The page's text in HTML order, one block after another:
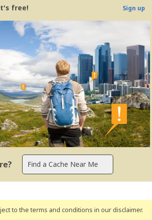
free! Sign up
to the terms and conditions in our disclaimer.